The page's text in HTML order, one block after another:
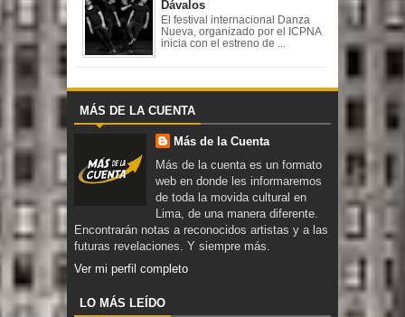
Dávalos
El festival internacional Danza
Nueva, organizado por el ICPNA
inicia con el estreno de ...
MÁS DE LA CUENTA
Más de la Cuenta
Más de la cuenta es un formato
web en donde les informaremos
de toda la movida cultural en
Lima, de una manera diferente.
Encontrarán notas a reconocidos artistas y a las
futuras revelaciones. Y siempre más.
Ver mi perfil completo
LO MÁS LEÍDO